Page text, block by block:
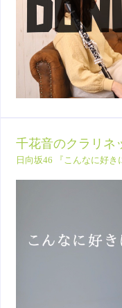
千花音のクラリネ
日向坂46 『こんなに好き